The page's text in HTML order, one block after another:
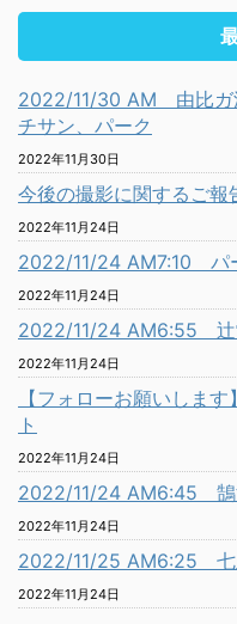
2022/11/30 AM 由比ガ
チサン、パーク
2022年11月30日
今後の撮影に関するご報
2022年11月24日
2022/11/24 AM7:10 パ
2022年11月24日
2022/11/24 AM6:55 辻
2022年11月24日
【フォローお願いしま
ト
2022年11月24日
2022/11/24 AM6:45 鵠
2022年11月24日
2022/11/25 AM6:25 七
2022年11月24日